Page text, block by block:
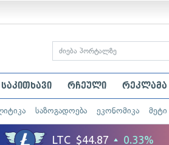
საკითხავი რჩეული რეკლამა
საზოგადოება ეკონომიკა მეტი